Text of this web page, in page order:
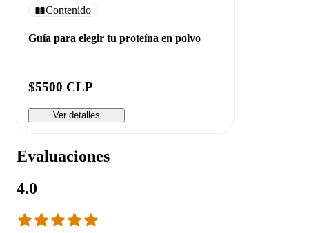
Contenido
Guía para elegir tu proteína en polvo
$5500 CLP
Ver detalles
Evaluaciones
4.0